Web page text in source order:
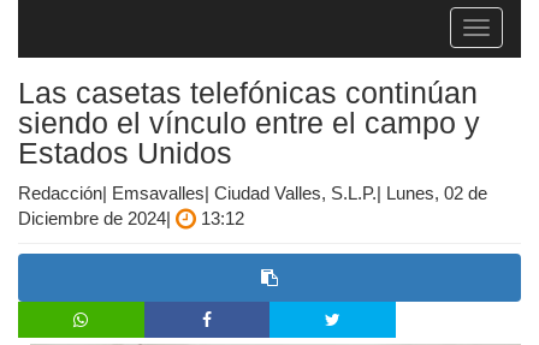
Toggle
Las casetas telefónicas continúan
siendo el vínculo entre el campo y
Estados Unidos
Redacción| Emsavalles| Ciudad Valles, S.L.P.| Lunes, 02 de
Diciembre de 2024|
13:12